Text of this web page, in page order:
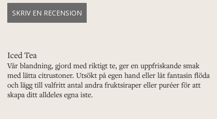
SKRIV EN RECENSION
Iced Tea
Vår blandning, gjord med riktigt te, ger en uppfriskande smak
med lätta citrustoner. Utsökt på egen hand eller låt fantasin flöda
och lägg till valfritt antal andra fruktsiraper eller puréer för att
skapa ditt alldeles egna iste.